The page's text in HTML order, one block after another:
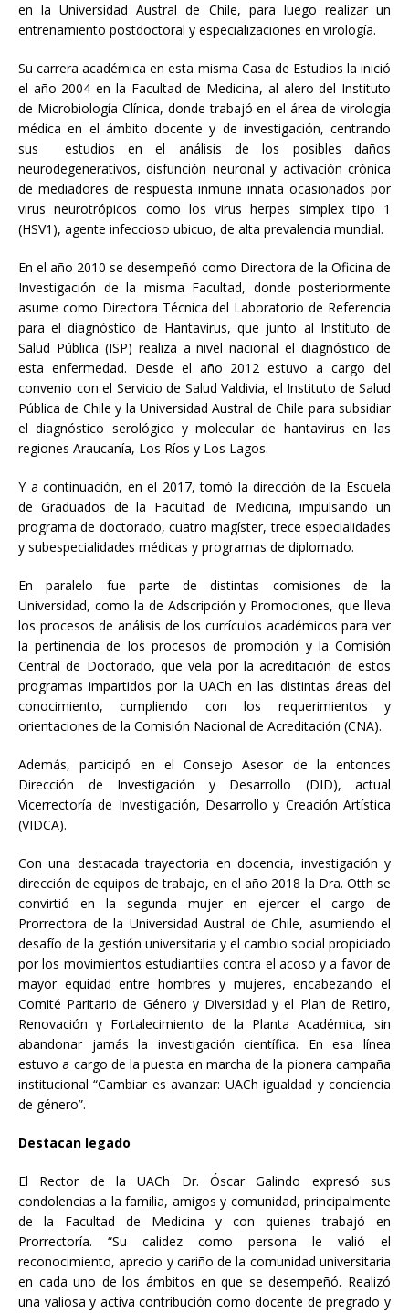
en la Universidad Austral de Chile, para luego realizar un
entrenamiento postdoctoral y especializaciones en virología.
Su carrera académica en esta misma Casa de Estudios la inició
el año 2004 en la Facultad de Medicina, al alero del Instituto
de Microbiología Clínica, donde trabajó en el área de virología
médica en el ámbito docente y de investigación, centrando
sus estudios en el análisis de los posibles daños
neurodegenerativos, disfunción neuronal y activación crónica
de mediadores de respuesta inmune innata ocasionados por
virus neurotrópicos como los virus herpes simplex tipo 1
(HSV1), agente infeccioso ubicuo, de alta prevalencia mundial.
En el año 2010 se desempeñó como Directora de la Oficina de
Investigación de la misma Facultad, donde posteriormente
asume como Directora Técnica del Laboratorio de Referencia
para el diagnóstico de Hantavirus, que junto al Instituto de
Salud Pública (ISP) realiza a nivel nacional el diagnóstico de
esta enfermedad. Desde el año 2012 estuvo a cargo del
convenio con el Servicio de Salud Valdivia, el Instituto de Salud
Pública de Chile y la Universidad Austral de Chile para subsidiar
el diagnóstico serológico y molecular de hantavirus en las
regiones Araucanía, Los Ríos y Los Lagos.
Y a continuación, en el 2017, tomó la dirección de la Escuela
de Graduados de la Facultad de Medicina, impulsando un
programa de doctorado, cuatro magíster, trece especialidades
y subespecialidades médicas y programas de diplomado.
En paralelo fue parte de distintas comisiones de la
Universidad, como la de Adscripción y Promociones, que lleva
los procesos de análisis de los currículos académicos para ver
la pertinencia de los procesos de promoción y la Comisión
Central de Doctorado, que vela por la acreditación de estos
programas impartidos por la UACh en las distintas áreas del
conocimiento, cumpliendo con los requerimientos y
orientaciones de la Comisión Nacional de Acreditación (CNA).
Además, participó en el Consejo Asesor de la entonces
Dirección de Investigación y Desarrollo (DID), actual
Vicerrectoría de Investigación, Desarrollo y Creación Artística
(VIDCA).
Con una destacada trayectoria en docencia, investigación y
dirección de equipos de trabajo, en el año 2018 la Dra. Otth se
convirtió en la segunda mujer en ejercer el cargo de
Prorrectora de la Universidad Austral de Chile, asumiendo el
desafío de la gestión universitaria y el cambio social propiciado
por los movimientos estudiantiles contra el acoso y a favor de
mayor equidad entre hombres y mujeres, encabezando el
Comité Paritario de Género y Diversidad y el Plan de Retiro,
Renovación y Fortalecimiento de la Planta Académica, sin
abandonar jamás la investigación científica. En esa línea
estuvo a cargo de la puesta en marcha de la pionera campaña
institucional “Cambiar es avanzar: UACh igualdad y conciencia
de género”.
Destacan legado
El Rector de la UACh Dr. Óscar Galindo expresó sus
condolencias a la familia, amigos y comunidad, principalmente
de la Facultad de Medicina y con quienes trabajó en
Prorrectoría. “Su calidez como persona le valió el
reconocimiento, aprecio y cariño de la comunidad universitaria
en cada uno de los ámbitos en que se desempeñó. Realizó
una valiosa y activa contribución como docente de pregrado y